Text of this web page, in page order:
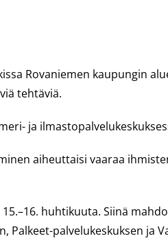
Rovaniemen kaupungin
tehtäviä.
ja
aiheuttaisi vaaraa
huhtikuuta. Siinä
Palkeet-palvelukeskuksen ja